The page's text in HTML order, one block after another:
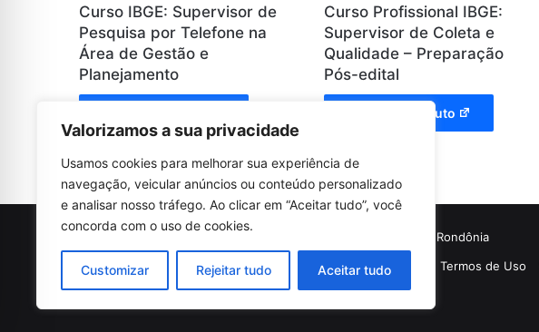
Valorizamos a sua privacidade
Usamos cookies para melhorar sua experiência de
navegação, veicular anúncios ou conteúdo personalizado
e analisar nosso tráfego. Ao clicar em “Aceitar tudo”, você
concorda com o uso de cookies.
Customizar Rejeitar tudo Aceitar tudo
Curso IBGE: Supervisor de
Pesquisa por Telefone na
Área de Gestão e
Planejamento
Curso Profissional IBGE:
Supervisor de Coleta e
Qualidade – Preparação
Pós-edital
Comprar produto
Concursos Rondônia
Politica de Cookies
Politica de Privacidade e Termos de Uso